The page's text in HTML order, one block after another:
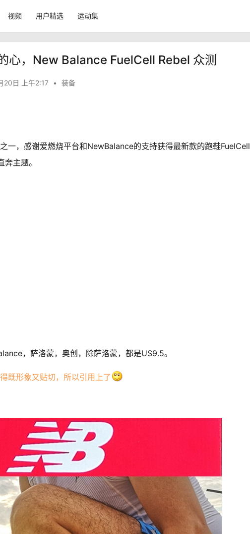
视频 用户精选 运动集
心，New Balance FuelCell Rebel 众测
20日 上午2:17 • 装备
一，感谢爱燃烧平台和NewBalance的支持获得最新款的跑鞋FuelCell
主题。
，萨洛蒙，奥创，除萨洛蒙，都是US9.5。
既形象又贴切，所以引用上了